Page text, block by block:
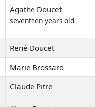
Agathe Doucet
seventeen years old
René Doucet
Marie Brossard
Claude Pitre